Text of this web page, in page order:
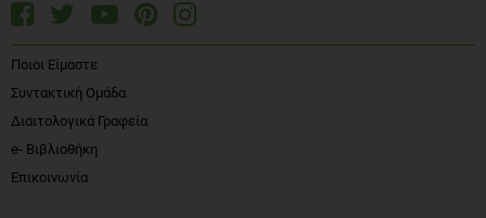
Ποιοι Είμαστε
Συντακτική Ομάδα
Διαιτολογικά Γραφεία
e- Βιβλιοθήκη
Επικοινωνία